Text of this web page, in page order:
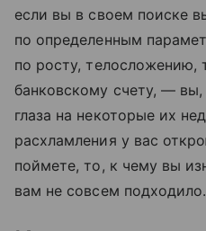
если вы в своем поиске
по определенным
по росту, телосложению,
банковскому счету, — вы,
глаза на некоторые их
расхламления у вас
поймете, то, к чему вы
вам не совсем подходило.